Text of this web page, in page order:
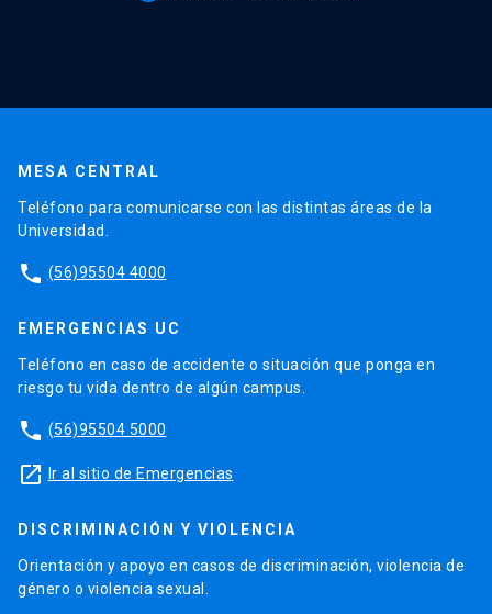
MESA CENTRAL
Teléfono para comunicarse con las distintas áreas de la
Universidad.
phone (56)95504 4000
EMERGENCIAS UC
Teléfono en caso de accidente o situación que ponga en
riesgo tu vida dentro de algún campus.
phone (56)95504 5000
launch Ir al sitio de Emergencias
DISCRIMINACIÓN Y VIOLENCIA
Orientación y apoyo en casos de discriminación, violencia de
género o violencia sexual.